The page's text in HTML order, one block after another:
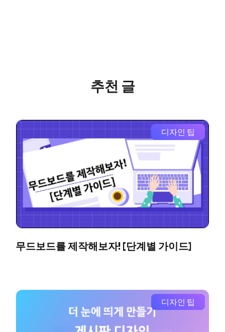
추천 글
디자인 팁
무드보드를 제작해보자! [단계별 가이드]
디자인 팁